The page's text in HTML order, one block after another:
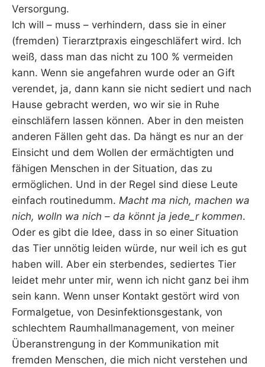
Versorgung.
Ich will – muss – verhindern, dass sie in einer
(fremden) Tierarztpraxis eingeschläfert wird. Ich
weiß, dass man das nicht zu 100 % vermeiden
kann. Wenn sie angefahren wurde oder an Gift
verendet, ja, dann kann sie nicht sediert und nach
Hause gebracht werden, wo wir sie in Ruhe
einschläfern lassen können. Aber in den meisten
anderen Fällen geht das. Da hängt es nur an der
Einsicht und dem Wollen der ermächtigten und
fähigen Menschen in der Situation, das zu
ermöglichen. Und in der Regel sind diese Leute
einfach routinedumm. Macht ma nich, machen wa
nich, wolln wa nich – da könnt ja jede_r kommen.
Oder es gibt die Idee, dass in so einer Situation
das Tier unnötig leiden würde, nur weil ich es gut
haben will. Aber ein sterbendes, sediertes Tier
leidet mehr unter mir, wenn ich nicht ganz bei ihm
sein kann. Wenn unser Kontakt gestört wird von
Formalgetue, von Desinfektionsgestank, von
schlechtem Raumhallmanagement, von meiner
Überanstrengung in der Kommunikation mit
fremden Menschen, die mich nicht verstehen und